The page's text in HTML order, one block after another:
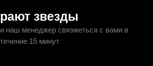
звезды
наш менеджер связжеться с вами в
15 минут